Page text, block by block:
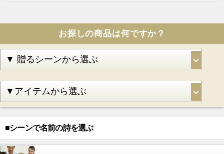
お探しの商品は何ですか？
■シーンで名前の詩を選ぶ